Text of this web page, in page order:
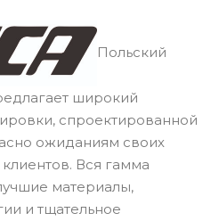
Польский
широкий
спроектированной
ожиданиям своих
Вся гамма
материалы,
и тщательное